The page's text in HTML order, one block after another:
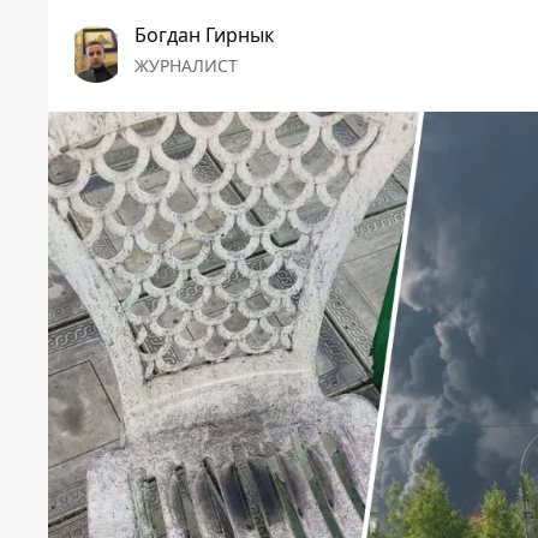
Богдан Гирнык
ЖУРНАЛИСТ